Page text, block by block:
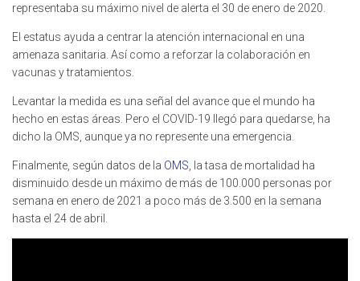
representaba su máximo nivel de alerta el 30 de enero de 2020.
El estatus ayuda a centrar la atención internacional en una
amenaza sanitaria. Así como a reforzar la colaboración en
vacunas y tratamientos.
Levantar la medida es una señal del avance que el mundo ha
hecho en estas áreas. Pero el COVID-19 llegó para quedarse, ha
dicho la OMS, aunque ya no represente una emergencia.
Finalmente, según datos de la OMS , la tasa de mortalidad ha
disminuido desde un máximo de más de 100.000 personas por
semana en enero de 2021 a poco más de 3.500 en la semana
hasta el 24 de abril.